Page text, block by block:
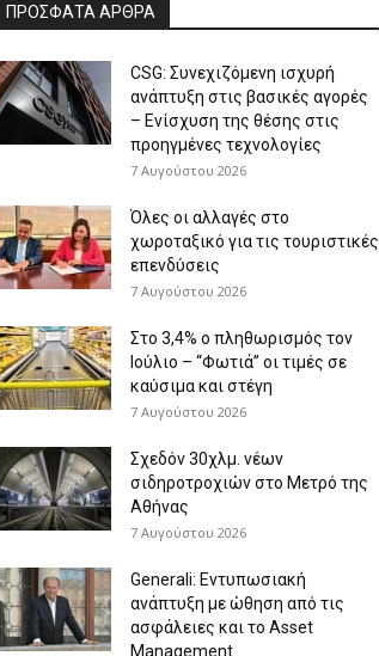
ΠΡΟΣΦΑΤΑ ΑΡΘΡΑ
CSG: Συνεχιζόμενη ισχυρή
ανάπτυξη στις βασικές αγορές
– Ενίσχυση της θέσης στις
προηγμένες τεχνολογίες
7 Αυγούστου 2026
Όλες οι αλλαγές στο
χωροταξικό για τις τουριστικές
επενδύσεις
7 Αυγούστου 2026
Στο 3,4% ο πληθωρισμός τον
Ιούλιο – “Φωτιά” οι τιμές σε
καύσιμα και στέγη
7 Αυγούστου 2026
Σχεδόν 30χλμ. νέων
σιδηροτροχιών στο Μετρό της
Αθήνας
7 Αυγούστου 2026
Generali: Eντυπωσιακή
ανάπτυξη με ώθηση από τις
ασφάλειες και το Asset
Management